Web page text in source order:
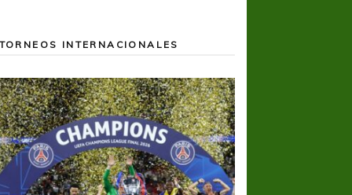
TORNEOS INTERNACIONALES